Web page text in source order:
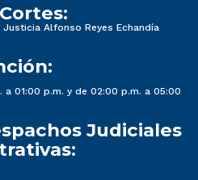
Alfonso Reyes Echandía
a 01:00 p.m. y de 02:00 p.m. a 05:00
Judiciales